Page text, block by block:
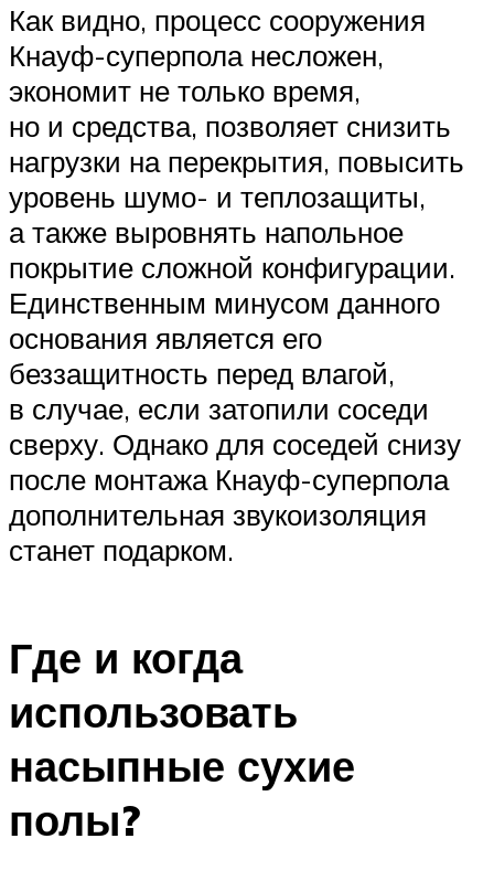
Как видно, процесс сооружения
Кнауф-суперпола несложен,
экономит не только время,
но и средства, позволяет снизить
нагрузки на перекрытия, повысить
уровень шумо- и теплозащиты,
а также выровнять напольное
покрытие сложной конфигурации.
Единственным минусом данного
основания является его
беззащитность перед влагой,
в случае, если затопили соседи
сверху. Однако для соседей снизу
после монтажа Кнауф-суперпола
дополнительная звукоизоляция
станет подарком.
Где и когда
использовать
насыпные сухие
полы?